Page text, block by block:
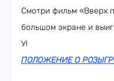
Смотри фильм «Вверх
большом экране и
У!
ПОЛОЖЕНИЕ О